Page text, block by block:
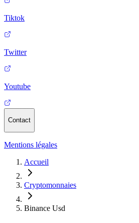
Tiktok
Twitter
Youtube
Contact
Mentions légales
Accueil
Cryptomonnaies
Binance Usd